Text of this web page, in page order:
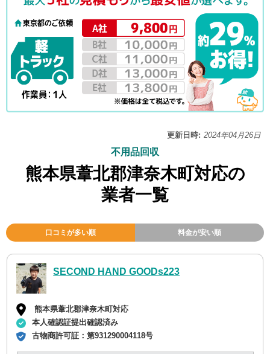
更新日時: 2024年04月26日
不用品回収
熊本県葦北郡津奈木町対応の
業者一覧
口コミが多い順 料金が安い順
SECOND HAND GOODs223
熊本県葦北郡津奈木町対応
本人確認証提出確認済み
古物商許可証：第931290004118号